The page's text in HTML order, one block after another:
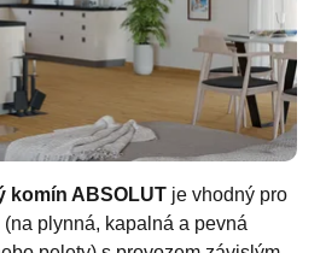
komín ABSOLUT je vhodný pro
plynná, kapalná a pevná